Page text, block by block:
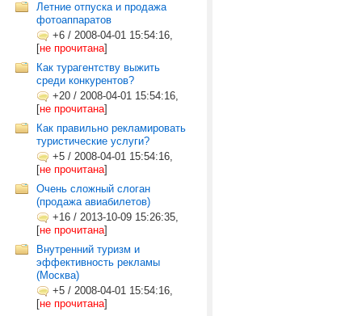
Летние отпуска и продажа
фотоаппаратов
+6 / 2008-04-01 15:54:16,
[не прочитана]
Как турагентству выжить
среди конкурентов?
+20 / 2008-04-01 15:54:16,
[не прочитана]
Как правильно рекламировать
туристические услуги?
+5 / 2008-04-01 15:54:16,
[не прочитана]
Очень сложный слоган
(продажа авиабилетов)
+16 / 2013-10-09 15:26:35,
[не прочитана]
Внутренний туризм и
эффективность рекламы
(Москва)
+5 / 2008-04-01 15:54:16,
[не прочитана]